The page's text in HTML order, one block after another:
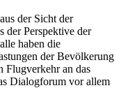
der Sicht der
der Perspektive der
haben die
der Bevölkerung
Flugverkehr an das
Dialogforum vor allem